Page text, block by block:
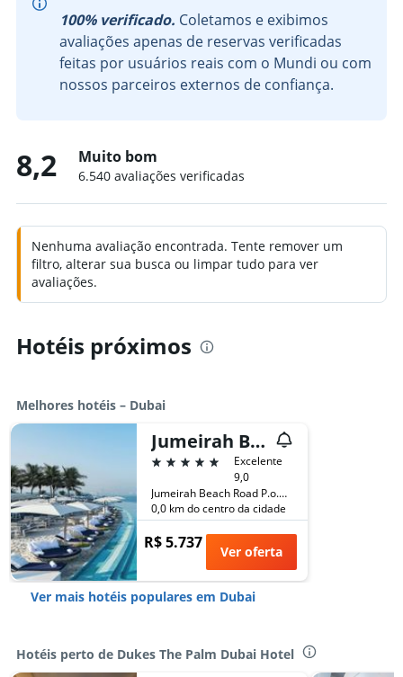
100% verificado. Coletamos e exibimos
avaliações apenas de reservas verificadas
feitas por usuários reais com o Mundi ou com
nossos parceiros externos de confiança.
8,2 Muito bom
6.540 avaliações verificadas
Nenhuma avaliação encontrada. Tente remover um
filtro, alterar sua busca ou limpar tudo para ver
avaliações.
Hotéis próximos
Melhores hotéis – Dubai
Jumeirah Burj Al Arab Dubai
5 estrelas
Excelente
9,0
Jumeirah Beach Road P.o.box 74147, Dubai, Emirados Árabes Unidos
0,0 km do centro da cidade
R$ 5.737 Ver oferta
Ver mais hotéis populares em Dubai
Hotéis perto de Dukes The Palm Dubai Hotel